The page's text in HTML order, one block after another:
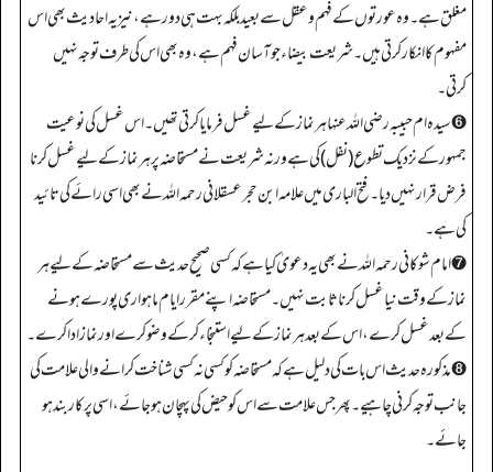
مغلق ہے۔ وہ عورتوں کے فہم وعقل سے بعید بلکہ بہت ہی دور ہے، نیز یہ احادیث بھی اس
مفہوم کا انکار کرتی ہیں۔ شریعت بیضاء جو آسان فہم ہے، وہ بھی اس کی طرف توجہ نہیں
کرتی۔
➏ سیدہ ام حبیبہ رضی اللہ عنہا ہر نماز کے لیے غسل فرمایا کرتی تھیں۔ اس غسل کی نوعیت
جمہور کے نزدیک تطوع (نفل) کی ہے ورنہ شریعت نے مستحاضہ پر ہر نماز کے لیے غسل کرنا
فرض قرار نہیں دیا۔ فتح الباری میں علامہ ابن حجر عسقلانی رحمہ اللہ نے بھی اسی رائے کی تائید
کی ہے۔
➐ امام شوکانی رحمہ اللہ نے بھی یہ دعویٰ کیا ہے کہ کسی صحیح حدیث سے مستحاضہ کے لیے ہر
نماز کے وقت نیا غسل کرنا ثابت نہیں۔ مستحاضہ اپنے مقرر ایام ماہواری پورے ہونے
کے بعد غسل کرے، اس کے بعد ہر نماز کے لیے استنجاء کر کے وضو کرے اور نماز ادا کرے۔
➑ مذکورہ حدیث اس بات کی دلیل ہے کہ مستحاضہ کو کسی نہ کسی شناخت کرانے والی علامت کی
جانب توجہ کرنی چاہیے۔ پھر جس علامت سے اس کو حیض کی پہچان ہو جائے، اسی پر کاربند ہو
جائے۔